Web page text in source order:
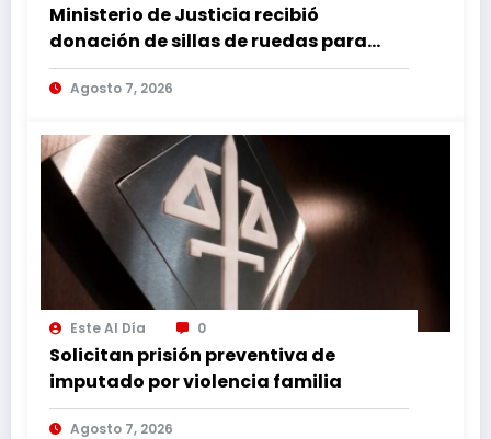
Ministerio de Justicia recibió
donación de sillas de ruedas para
internos vulnerables
Agosto 7, 2026
Este Al Día 0
Solicitan prisión preventiva de
imputado por violencia familia
Agosto 7, 2026